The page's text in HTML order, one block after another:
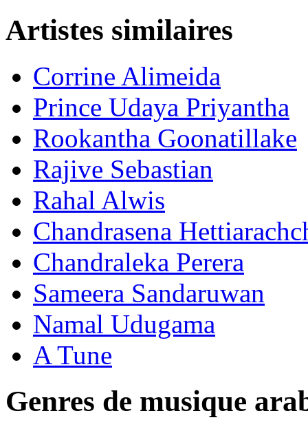
Artistes similaires
Corrine Alimeida
Prince Udaya Priyantha
Rookantha Goonatillake
Rajive Sebastian
Rahal Alwis
Chandrasena
Chandraleka Perera
Sameera Sandaruwan
Namal Udugama
A Tune
Genres de musique